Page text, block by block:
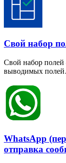
Свой набор
Свой набор
выводимых
WhatsApp
отправка